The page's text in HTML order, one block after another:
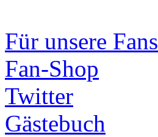
Für unsere Fans
Fan-Shop
Twitter
Gästebuch